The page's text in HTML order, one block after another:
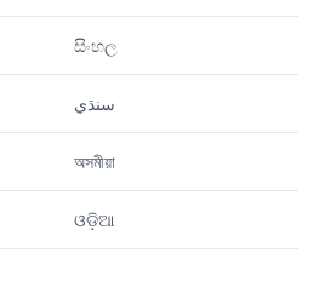
සිංහල
سنڌي
অসমীয়া
ଓଡ଼ିଆ